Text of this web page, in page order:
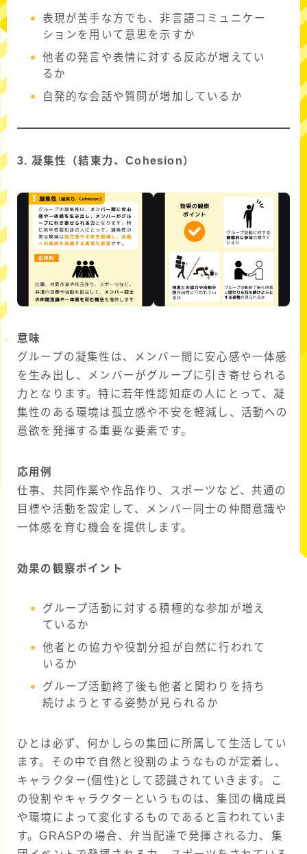
表現が苦手な方でも、非言語コミュニケー
ションを用いて意思を示すか
他者の発言や表情に対する反応が増えてい
るか
自発的な会話や質問が増加しているか
3. 凝集性（結束力、Cohesion）
意味
グループの凝集性は、メンバー間に安心感や一体感
を生み出し、メンバーがグループに引き寄せられる
力となります。特に若年性認知症の人にとって、凝
集性のある環境は孤立感や不安を軽減し、活動への
意欲を発揮する重要な要素です。
応用例
仕事、共同作業や作品作り、スポーツなど、共通の
目標や活動を設定して、メンバー同士の仲間意識や
一体感を育む機会を提供します。
効果の観察ポイント
グループ活動に対する積極的な参加が増え
ているか
他者との協力や役割分担が自然に行われて
いるか
グループ活動終了後も他者と関わりを持ち
続けようとする姿勢が見られるか
ひとは必ず、何かしらの集団に所属して生活してい
ます。その中で自然と役割のようなものが定着し、
キャラクター(個性)として認識されていきます。こ
の役割やキャラクターというものは、集団の構成員
や環境によって変化するものであると言われていま
す。GRASPの場合、弁当配達で発揮される力、集